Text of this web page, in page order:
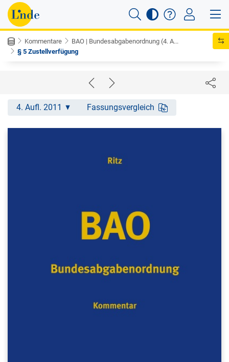
Kommentare
BAO | Bundesabgabenordnung (4. A...
§ 5 Zustellverfügung
4. Aufl. 2011 Fassungsvergleich